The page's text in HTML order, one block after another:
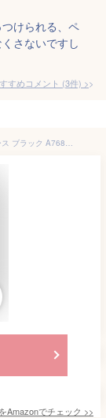
けられる、ペ
さないですし
すめコメント (3件) >
リヒトラブ 文具 ガジェット 収納 コンパクト ペンケース ブラック A7687-24
Amazonでチェック >>